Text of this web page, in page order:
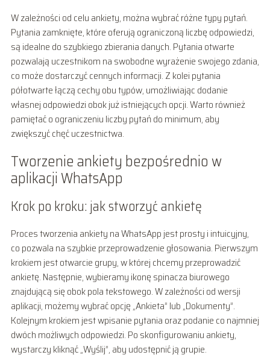
W zależności od celu ankiety, można wybrać różne typy pytań.
Pytania zamknięte, które oferują ograniczoną liczbę odpowiedzi,
są idealne do szybkiego zbierania danych. Pytania otwarte
pozwalają uczestnikom na swobodne wyrażenie swojego zdania,
co może dostarczyć cennych informacji. Z kolei pytania
półotwarte łączą cechy obu typów, umożliwiając dodanie
własnej odpowiedzi obok już istniejących opcji. Warto również
pamiętać o ograniczeniu liczby pytań do minimum, aby
zwiększyć chęć uczestnictwa.
Tworzenie ankiety bezpośrednio w
aplikacji WhatsApp
Krok po kroku: jak stworzyć ankietę
Proces tworzenia ankiety na WhatsApp jest prosty i intuicyjny,
co pozwala na szybkie przeprowadzenie głosowania. Pierwszym
krokiem jest otwarcie grupy, w której chcemy przeprowadzić
ankietę. Następnie, wybieramy ikonę spinacza biurowego
znajdującą się obok pola tekstowego. W zależności od wersji
aplikacji, możemy wybrać opcję „Ankieta” lub „Dokumenty”.
Kolejnym krokiem jest wpisanie pytania oraz podanie co najmniej
dwóch możliwych odpowiedzi. Po skonfigurowaniu ankiety,
wystarczy kliknąć „Wyślij”, aby udostępnić ją grupie.